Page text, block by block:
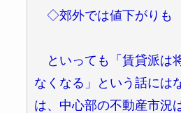
◇郊外では値下がりも
といっても「賃貸派は
なくなる」という話には
は、中心部の不動産市況